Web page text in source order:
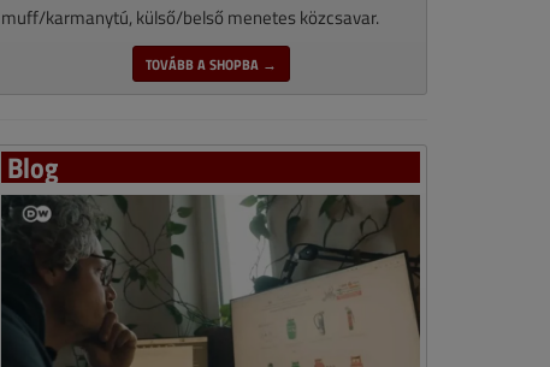
muff/karmanytú, külső/belső menetes közcsavar.
TOVÁBB A SHOPBA →
Blog